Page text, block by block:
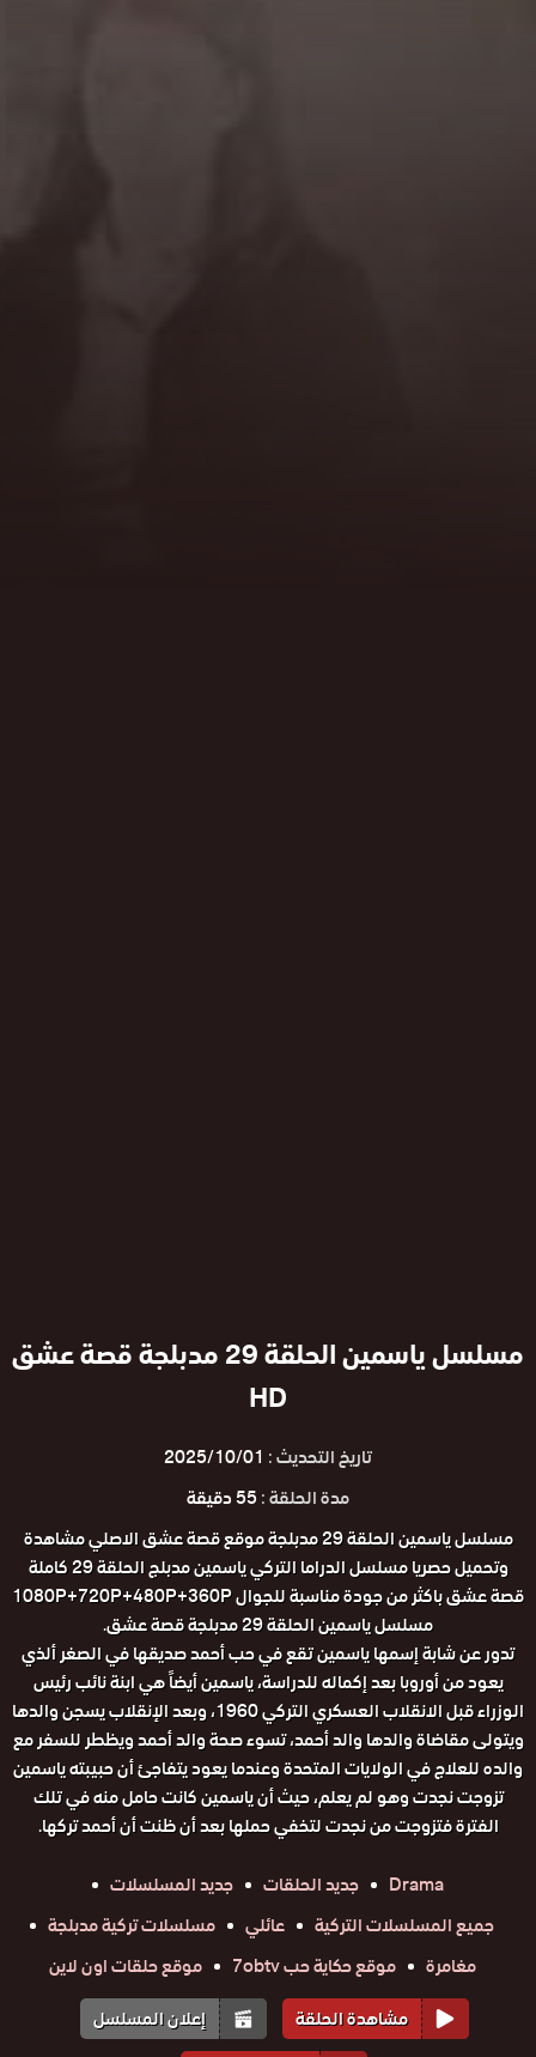
مسلسل ياسمين الحلقة 29 مدبلجة قصة عشق
HD
تاريخ التحديث : 2025/10/01
مدة الحلقة :55 دقيقة
مسلسل ياسمين الحلقة 29 مدبلجة موقع قصة عشق الاصلي مشاهدة
وتحميل حصريا مسلسل الدراما التركي ياسمين مدبلج الحلقة 29 كاملة
قصة عشق باكثر من جودة مناسبة للجوال 1080P+720P+480P+360P
مسلسل ياسمين الحلقة 29 مدبلجة قصة عشق.
تدور عن شابة إسمها ياسمين تقع في حب أحمد صديقها في الصغر ألذي
يعود من أوروبا بعد إكماله للدراسة، ياسمين أيضاً هي ابنة نائب رئيس
الوزراء قبل الانقلاب العسكري التركي 1960، وبعد الإنقلاب يسجن والدها
ويتولى مقاضاة والدها والد أحمد، تسوء صحة والد أحمد ويظطر للسفر مع
والده للعلاج في الولايات المتحدة وعندما يعود يتفاجئ أن حبيبته ياسمين
تزوجت نجدت وهو لم يعلم، حيث أن ياسمين كانت حامل منه في تلك
الفترة فتزوجت من نجدت لتخفي حملها بعد أن ظنت أن أحمد تركها.
Drama
جديد الحلقات
جديد المسلسلات
جميع المسلسلات التركية
عائلي
مسلسلات تركية مدبلجة
مغامرة
موقع حكاية حب 7obtv
موقع حلقات اون لاين
مشاهدة الحلقة
إعلان المسلسل